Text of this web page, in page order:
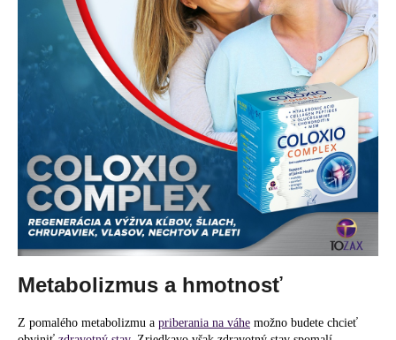
Metabolizmus a hmotnosť
Z pomalého metabolizmu a priberania na váhe možno budete chcieť